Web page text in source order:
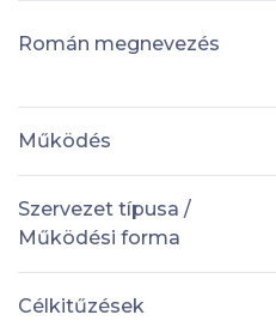
Román megnevezés
Működés
Szervezet típusa /
Működési forma
Célkitűzések